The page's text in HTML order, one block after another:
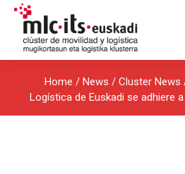
Home / News / Cluster News
Logística de Euskadi se adhiere